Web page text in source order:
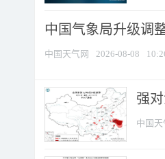
中国气象局升级调
中国天气网 2026-08-08
强
中国天